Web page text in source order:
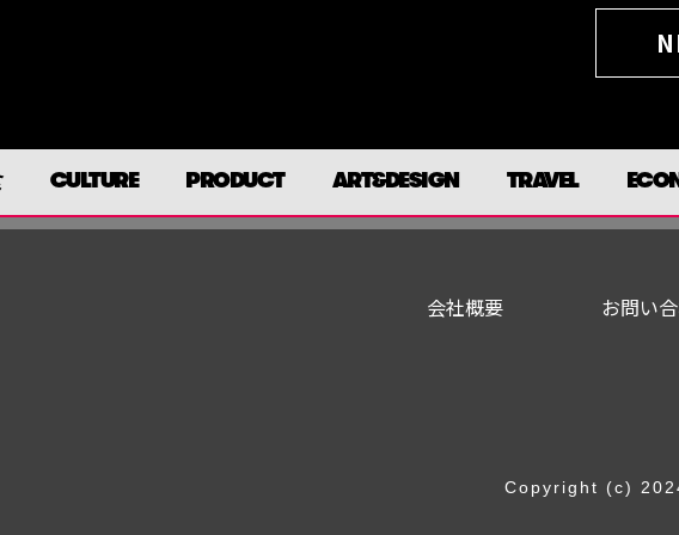
CULTURE PRODUCT ART&DESIGN TRAVEL
会社概要 お問い
Copyright (c)